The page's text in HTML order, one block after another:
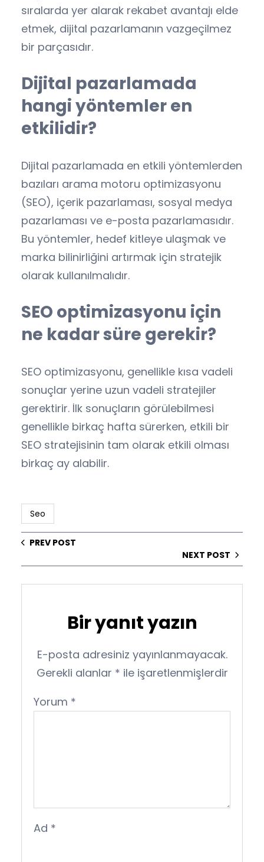
sıralarda yer alarak rekabet avantajı elde
etmek, dijital pazarlamanın vazgeçilmez
bir parçasıdır.
Dijital pazarlamada
hangi yöntemler en
etkilidir?
Dijital pazarlamada en etkili yöntemlerden
bazıları arama motoru optimizasyonu
(SEO), içerik pazarlaması, sosyal medya
pazarlaması ve e-posta pazarlamasıdır.
Bu yöntemler, hedef kitleye ulaşmak ve
marka bilinirliğini artırmak için stratejik
olarak kullanılmalıdır.
SEO optimizasyonu için
ne kadar süre gerekir?
SEO optimizasyonu, genellikle kısa vadeli
sonuçlar yerine uzun vadeli stratejiler
gerektirir. İlk sonuçların görülebilmesi
genellikle birkaç hafta sürerken, etkili bir
SEO stratejisinin tam olarak etkili olması
birkaç ay alabilir.
Seo
PREV POST
NEXT POST
Bir yanıt yazın
E-posta adresiniz yayınlanmayacak.
Gerekli alanlar * ile işaretlenmişlerdir
Yorum *
Ad *